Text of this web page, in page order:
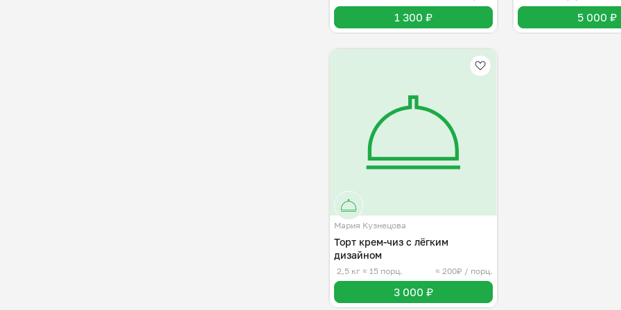
1 300 ₽ 5 000 ₽
Мария Кузнецова
Торт крем-чиз с лёгким
дизайном
2,5 кг ≈ 15 порц. ≈ 200₽ / порц.
3 000 ₽